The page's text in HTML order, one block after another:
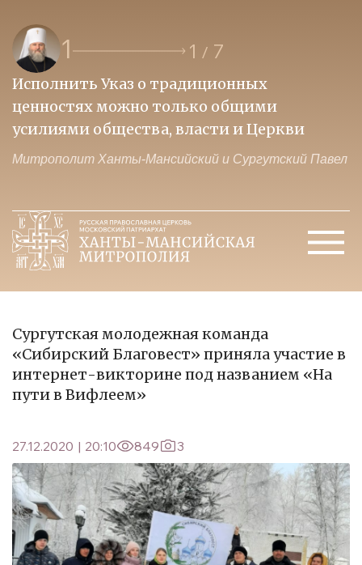
1 1 / 7
Исполнить Указ о традиционных
ценностях можно только общими
усилиями общества, власти и Церкви
Митрополит Ханты-Мансийский и Сургутский Павел
Сургутская молодежная команда
«Сибирский Благовест» приняла участие в
интернет-викторине под названием «На
пути в Вифлеем»
27.12.2020 | 20:10 849 3